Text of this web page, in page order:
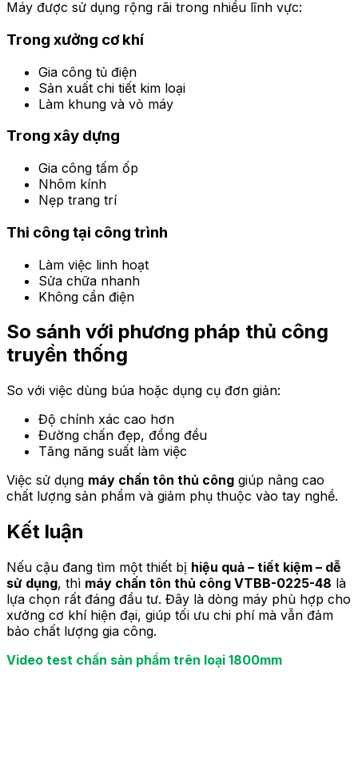
Máy được sử dụng rộng rãi trong nhiều lĩnh vực:
Trong xưởng cơ khí
Gia công tủ điện
Sản xuất chi tiết kim loại
Làm khung và vỏ máy
Trong xây dựng
Gia công tấm ốp
Nhôm kính
Nẹp trang trí
Thi công tại công trình
Làm việc linh hoạt
Sửa chữa nhanh
Không cần điện
So sánh với phương pháp thủ công
truyền thống
So với việc dùng búa hoặc dụng cụ đơn giản:
Độ chính xác cao hơn
Đường chấn đẹp, đồng đều
Tăng năng suất làm việc
Việc sử dụng máy chấn tôn thủ công giúp nâng cao
chất lượng sản phẩm và giảm phụ thuộc vào tay nghề.
Kết luận
Nếu cậu đang tìm một thiết bị hiệu quả – tiết kiệm – dễ
sử dụng, thì máy chấn tôn thủ công VTBB-0225-48 là
lựa chọn rất đáng đầu tư. Đây là dòng máy phù hợp cho
xưởng cơ khí hiện đại, giúp tối ưu chi phí mà vẫn đảm
bảo chất lượng gia công.
Video test chấn sản phẩm trên loại 1800mm